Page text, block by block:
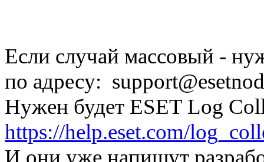
Если случай массовый -
по адресу:
Нужен будет ESET Log
https://help.eset.com/
И они уже напишут